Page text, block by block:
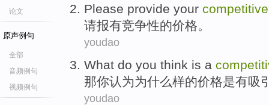
论文
原声例句
全部
音频例句
视频例句
Please provide your competitive
请报有竞争性的价格。
youdao
What do you think is a
那你认为为什么样的价格是有吸
youdao